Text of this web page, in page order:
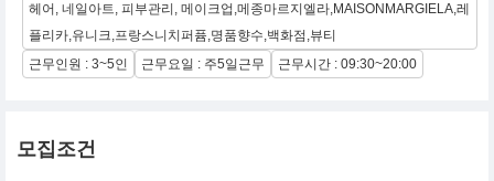
헤어, 네일아트, 피부관리, 메이크업,메종마르지엘라,MAISONMARGIELA,레
플리카,유니크,프랑스니치퍼퓸,명품향수,백화점,뷰티
근무인원 : 3~5인
근무요일 : 주5일근무 근무시간 : 09:30~20:00
모집조건